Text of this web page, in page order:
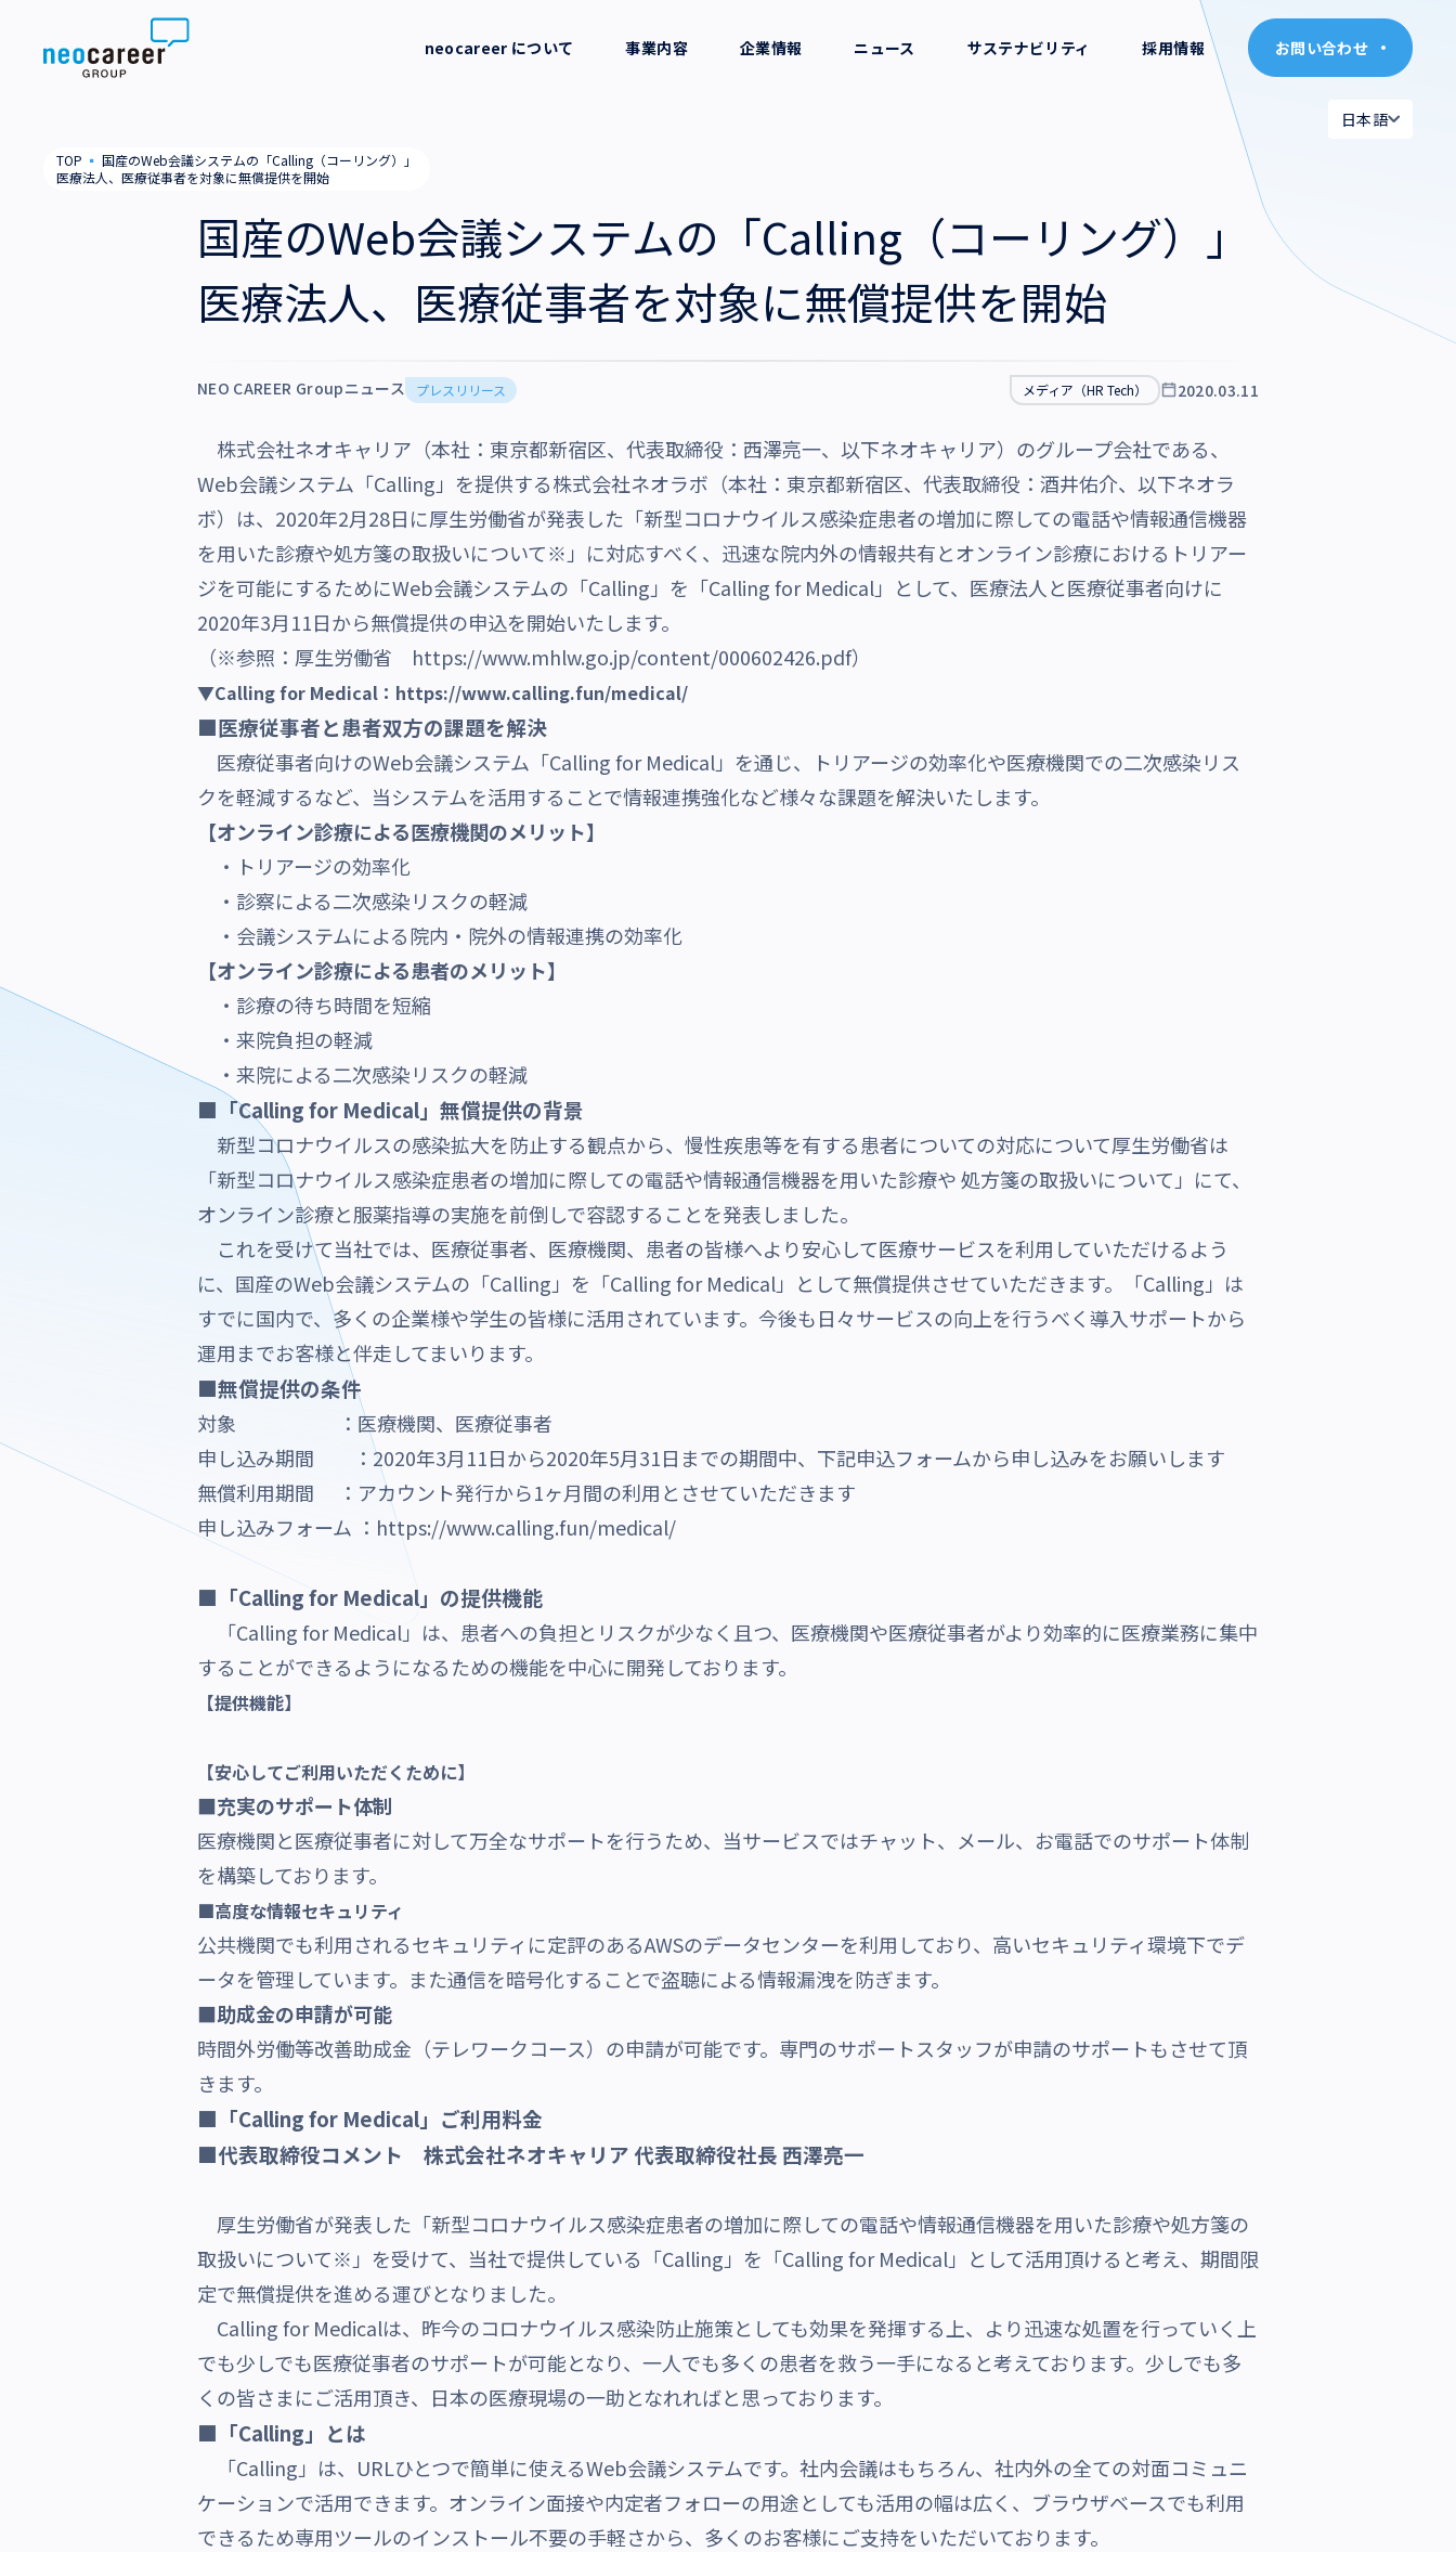
お問い合わせ
日本語
代表メッセージ
事業内容
neocareer について 事業内容 企業情報 ニュース サステナビリティ 採用情報 お問い合わせ
日本語
TOP ▪ 国産のWeb会議システムの「Calling（コーリング）」
医療法人、医療従事者を対象に無償提供を開始
国産のWeb会議システムの「Calling（コーリング）」
医療法人、医療従事者を対象に無償提供を開始
NEO CAREER Groupニュース プレスリリース メディア（HR Tech） 2020.03.11
株式会社ネオキャリア（本社：東京都新宿区、代表取締役：西澤亮一、以下ネオキャリア）のグループ会社である、
Web会議システム「Calling」を提供する株式会社ネオラボ（本社：東京都新宿区、代表取締役：酒井佑介、以下ネオラ
ボ）は、2020年2月28日に厚生労働省が発表した「新型コロナウイルス感染症患者の増加に際しての電話や情報通信機器
を用いた診療や処方箋の取扱いについて※」に対応すべく、迅速な院内外の情報共有とオンライン診療におけるトリアー
ジを可能にするためにWeb会議システムの「Calling」を「Calling for Medical」として、医療法人と医療従事者向けに
2020年3月11日から無償提供の申込を開始いたします。
（※参照：厚生労働省 https://www.mhlw.go.jp/content/000602426.pdf）
▼Calling for Medical： https://www.calling.fun/medical/
■医療従事者と患者双方の課題を解決
医療従事者向けのWeb会議システム「Calling for Medical」を通じ、トリアージの効率化や医療機関での二次感染リス
クを軽減するなど、当システムを活用することで情報連携強化など様々な課題を解決いたします。
【オンライン診療による医療機関のメリット】
・トリアージの効率化
・診察による二次感染リスクの軽減
・会議システムによる院内・院外の情報連携の効率化
【オンライン診療による患者のメリット】
・診療の待ち時間を短縮
・来院負担の軽減
・来院による二次感染リスクの軽減
■「Calling for Medical」無償提供の背景
新型コロナウイルスの感染拡大を防止する観点から、慢性疾患等を有する患者についての対応について厚生労働省は
「新型コロナウイルス感染症患者の増加に際しての電話や情報通信機器を用いた診療や 処方箋の取扱いについて」にて、
オンライン診療と服薬指導の実施を前倒しで容認することを発表しました。
これを受けて当社では、医療従事者、医療機関、患者の皆様へより安心して医療サービスを利用していただけるよう
に、国産のWeb会議システムの「Calling」を「Calling for Medical」として無償提供させていただきます。「Calling」は
すでに国内で、多くの企業様や学生の皆様に活用されています。今後も日々サービスの向上を行うべく導入サポートから
運用までお客様と伴走してまいります。
■無償提供の条件
対象 ：医療機関、医療従事者
申し込み期間 ：2020年3月11日から2020年5月31日までの期間中、下記申込フォームから申し込みをお願いします
無償利用期間 ：アカウント発行から1ヶ月間の利用とさせていただきます
申し込みフォーム ： https://www.calling.fun/medical/
■「Calling for Medical」の提供機能
「Calling for Medical」は、患者への負担とリスクが少なく且つ、医療機関や医療従事者がより効率的に医療業務に集中
することができるようになるための機能を中心に開発しております。
【提供機能】
【安心してご利用いただくために】
■充実のサポート体制
医療機関と医療従事者に対して万全なサポートを行うため、当サービスではチャット、メール、お電話でのサポート体制
を構築しております。
■高度な情報セキュリティ
公共機関でも利用されるセキュリティに定評のあるAWSのデータセンターを利用しており、高いセキュリティ環境下でデ
ータを管理しています。また通信を暗号化することで盗聴による情報漏洩を防ぎます。
■助成金の申請が可能
時間外労働等改善助成金（テレワークコース）の申請が可能です。専門のサポートスタッフが申請のサポートもさせて頂
きます。
■「Calling for Medical」ご利用料金
■代表取締役コメント 株式会社ネオキャリア 代表取締役社長 西澤亮一
厚生労働省が発表した「新型コロナウイルス感染症患者の増加に際しての電話や情報通信機器を用いた診療や処方箋の
取扱いについて※」を受けて、当社で提供している「Calling」を「Calling for Medical」として活用頂けると考え、期間限
定で無償提供を進める運びとなりました。
Calling for Medicalは、昨今のコロナウイルス感染防止施策としても効果を発揮する上、より迅速な処置を行っていく上
でも少しでも医療従事者のサポートが可能となり、一人でも多くの患者を救う一手になると考えております。少しでも多
くの皆さまにご活用頂き、日本の医療現場の一助となれればと思っております。
■「Calling」とは
「Calling」は、URLひとつで簡単に使えるWeb会議システムです。社内会議はもちろん、社内外の全ての対面コミュニ
ケーションで活用できます。オンライン面接や内定者フォローの用途としても活用の幅は広く、 ブラウザベースでも利用
できるため専用ツールのインストール不要の手軽さから、多くのお客様にご支持をいただいております。